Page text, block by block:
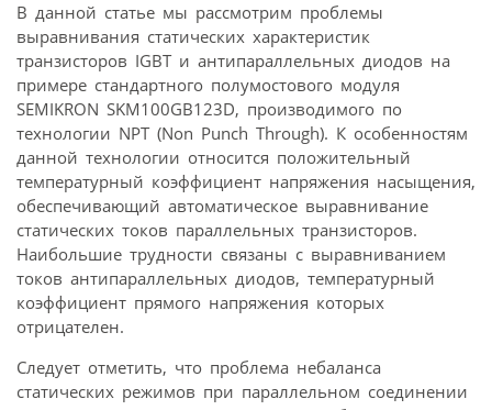
В данной статье мы рассмотрим проблемы
выравнивания статических характеристик
транзисторов IGBT и антипараллельных диодов на
примере стандартного полумостового модуля
SEMIKRON SKM100GB123D, производимого по
технологии NPT (Non Punch Through). К особенностям
данной технологии относится положительный
температурный коэффициент напряжения насыщения,
обеспечивающий автоматическое выравнивание
статических токов параллельных транзисторов.
Наибольшие трудности связаны с выравниванием
токов антипараллельных диодов, температурный
коэффициент прямого напряжения которых
отрицателен.
Следует отметить, что проблема небаланса
статических режимов при параллельном соединении